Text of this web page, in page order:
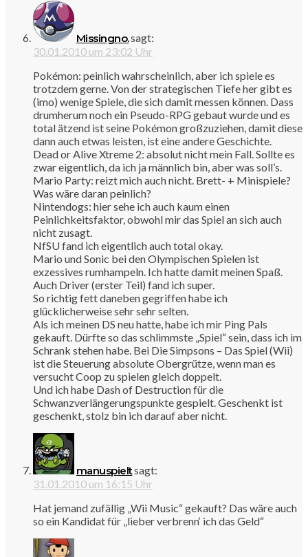
Missingno.sagt:
30.01.2010 um 23:02 Uhr
Pokémon: peinlich wahrscheinlich, aber ich spiele es
trotzdem gerne. Von der strategischen Tiefe her gibt es
(imo) wenige Spiele, die sich damit messen können. Dass
drumherum noch ein Pseudo-RPG gebaut wurde und es
total ätzend ist seine Pokémon großzuziehen, damit diese
dann auch etwas leisten, ist eine andere Geschichte.
Dead or Alive Xtreme 2: absolut nicht mein Fall. Sollte es
zwar eigentlich, da ich ja männlich bin, aber was soll’s.
Mario Party: reizt mich auch nicht. Brett- + Minispiele?
Was wäre daran peinlich?
Nintendogs: hier sehe ich auch kaum einen
Peinlichkeitsfaktor, obwohl mir das Spiel an sich auch
nicht zusagt.
NfSU fand ich eigentlich auch total okay.
Mario und Sonic bei den Olympischen Spielen ist
exzessives rumhampeln. Ich hatte damit meinen Spaß.
Auch Driver (erster Teil) fand ich super.
So richtig fett daneben gegriffen habe ich
glücklicherweise sehr sehr selten.
Als ich meinen DS neu hatte, habe ich mir Ping Pals
gekauft. Dürfte so das schlimmste „Spiel“ sein, dass ich im
Schrank stehen habe. Bei Die Simpsons – Das Spiel (Wii)
ist die Steuerung absolute Obergrütze, wenn man es
versucht Coop zu spielen gleich doppelt.
Und ich habe Dash of Destruction für die
Schwanzverlängerungspunkte gespielt. Geschenkt ist
geschenkt, stolz bin ich darauf aber nicht.
manuspieltsagt:
31.01.2010 um 16:15 Uhr
Hat jemand zufällig „Wii Music“ gekauft? Das wäre auch
so ein Kandidat für „lieber verbrenn‘ ich das Geld“